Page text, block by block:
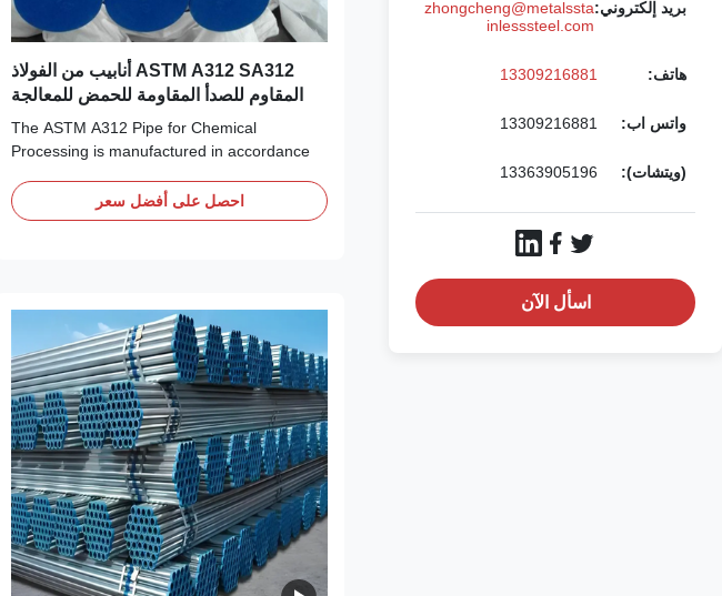
بريد إلكتروني:zhongcheng@metalssta
inlesssteel.com
هاتف: 13309216881
واتس اب: 13309216881
(ويتشات): 13363905196
اسأل الآن
ASTM A312 SA312 أنابيب من الفولاذ
المقاوم للصدأ المقاومة للحمض للمعالجة
الكيميائية
The ASTM A312 Pipe for Chemical
Processing is manufactured in accordance
A312 standard, which specifies seamless,
straight-seam welded, and heavily cold-
احصل على أفضل سعر